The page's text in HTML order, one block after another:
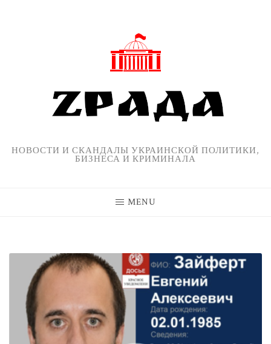
НОВОСТИ И СКАНДАЛЫ УКРАИНСКОЙ ПОЛИТИКИ,
БИЗНЕСА И КРИМИНАЛА
MENU